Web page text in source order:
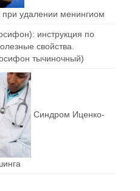
удалении менингиом
тычиночный)
Синдром Иценко-